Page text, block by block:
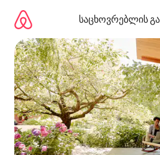
გადასვლა
საცხოვრებლის